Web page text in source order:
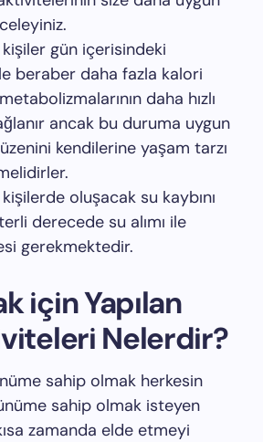
gün içerisindeki
beraber daha fazla kalori
daha hızlı
ancak bu duruma uygun
kendilerine yaşam tarzı
oluşacak su kaybını
derecede su alımı ile
gerekmektedir.
için Yapılan
Nelerdir?
sahip olmak herkesin
sahip olmak isteyen
zamanda elde etmeyi